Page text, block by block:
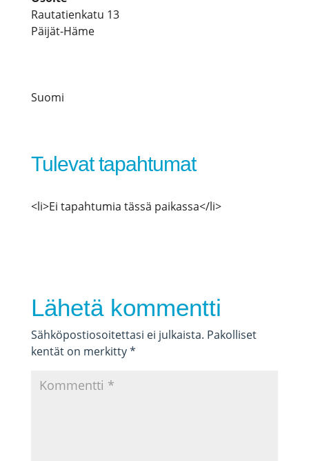
Rautatienkatu 13
Päijät-Häme
Suomi
Tulevat tapahtumat
<li>Ei tapahtumia tässä paikassa</li>
Lähetä kommentti
Sähköpostiosoitettasi ei julkaista. Pakolliset
kentät on merkitty*